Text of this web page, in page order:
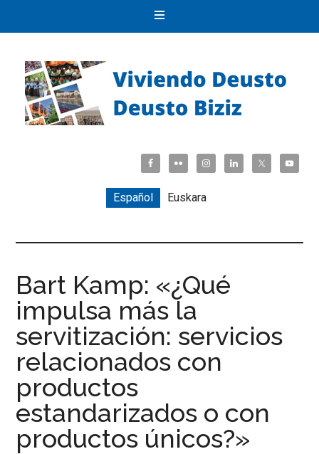
Español Euskara
Bart Kamp: «¿Qué
impulsa más la
servitización: servicios
relacionados con
productos
estandarizados o con
productos únicos?»